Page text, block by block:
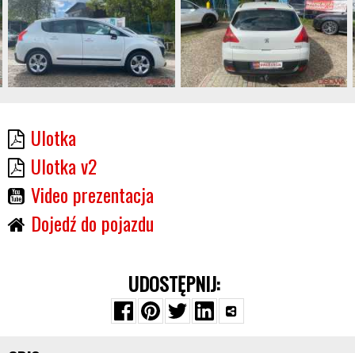
Ulotka
Ulotka v2
Video prezentacja
Dojedź do pojazdu
UDOSTĘPNIJ: